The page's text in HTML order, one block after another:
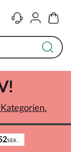
KontaktKonto
SEK.